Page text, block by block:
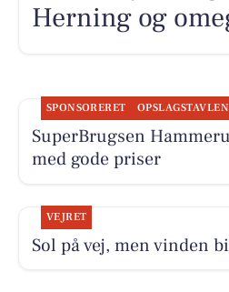
Herning og
SPONSORERET OPSLAGSTAVLEN
SuperBrugsen
med gode priser
VEJRET
Sol på vej, men vinden